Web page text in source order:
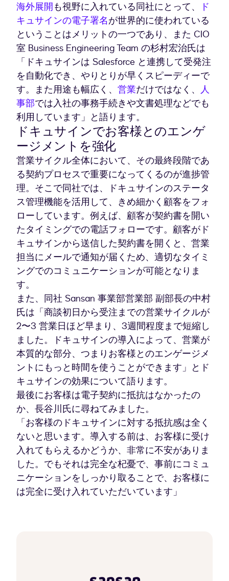
海外展開も視野に入れている同社にとって、
ド
キュサインの電子署名が世界的に使われている
ということはメリットの一つであり、また CIO
室 Business Engineering Team の杉村宏治氏は
「ドキュサインは Salesforce と連携して受発注
を自動化でき、やりとりが早くスピーディーで
す。また用途も幅広く、 営業だけではなく、 人
事部では入社の事務手続きや文書処理などでも
利用しています」と語ります。
ドキュサインでお客様とのエンゲ
ージメントを強化
営業サイクル全体において、その最終段階であ
る契約プロセスで重要になってくるのが進捗管
理。そこで同社では、ドキュサインのステータ
ス管理機能を活用して、きめ細かく顧客をフォ
ローしています。例えば、顧客が契約書を開い
たタイミングでの電話フォローです。顧客がド
キュサインから送信した契約書を開くと、営業
担当にメールで通知が届くため、適切なタイミ
ングでのコミュニケーションが可能となりま
す。
また、同社 Sansan 事業部営業部 副部長の中村
氏は「商談初日から受注までの営業サイクルが
2〜3 営業日ほど早まり、3週間程度まで短縮し
ました。ドキュサインの導入によって、営業が
本質的な部分、つまりお客様とのエンゲージメ
ントにもっと時間を使うことができます」とド
キュサインの効果について語ります。
最後にお客様は電子契約に抵抗はなかったの
か、長谷川氏に尋ねてみました。
「お客様のドキュサインに対する抵抗感は全く
ないと思います。導入する前は、お客様に受け
入れてもらえるかどうか、非常に不安がありま
した。でもそれは完全な杞憂で、事前にコミュ
ニケーションをしっかり取ることで、お客様に
は完全に受け入れていただいています」